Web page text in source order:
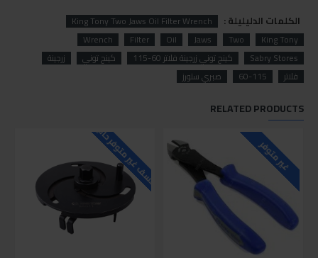
الكلمات الدليليلة :
King Tony Two Jaws Oil Filter Wrench
King Tony
Two
Jaws
Oil
Filter
Wrench
Sabry Stores
كينج توني زرجينة فلاتر 60-115 كينج توني
زرجينة
فلاتر
60-115 صبري ستورز
RELATED PRODUCTS
غير متوفر للاسف غير متوفر حاليا